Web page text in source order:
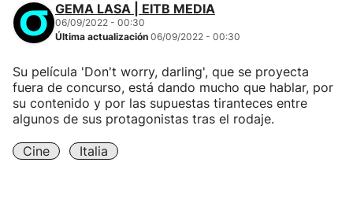
GEMA LASA | EITB MEDIA
06/09/2022 - 00:30
Última actualización 06/09/2022 - 00:30
Su película 'Don't worry, darling', que se proyecta
fuera de concurso, está dando mucho que hablar, por
su contenido y por las supuestas tiranteces entre
algunos de sus protagonistas tras el rodaje.
Cine Italia